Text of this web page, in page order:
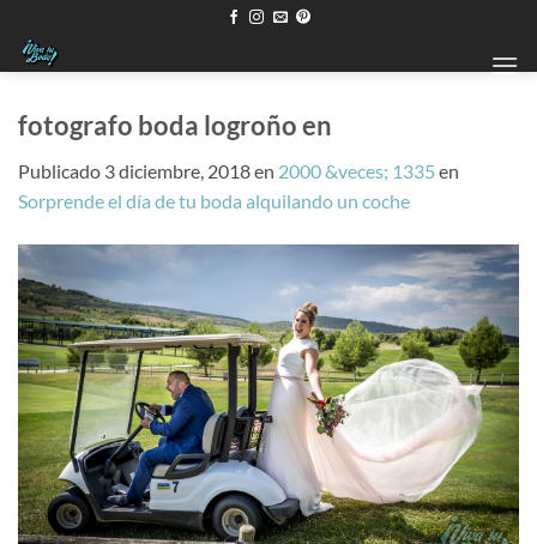
contenido
fotografo boda logroño en
Publicado 3 diciembre, 2018en 2000 &veces; 1335 en
Sorprende el día de tu boda alquilando un coche